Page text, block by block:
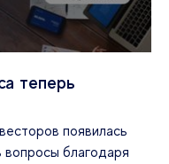
теперь
появилась
благодаря